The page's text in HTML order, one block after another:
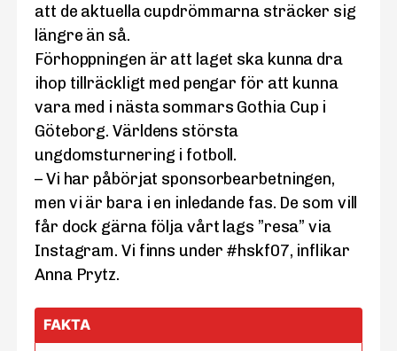
att de aktuella cupdrömmarna sträcker sig
längre än så.
Förhoppningen är att laget ska kunna dra
ihop tillräckligt med pengar för att kunna
vara med i nästa sommars Gothia Cup i
Göteborg. Världens största
ungdomsturnering i fotboll.
– Vi har påbörjat sponsorbearbetningen,
men vi är bara i en inledande fas. De som vill
får dock gärna följa vårt lags ”resa” via
Instagram. Vi finns under #hskf07, inflikar
Anna Prytz.
FAKTA